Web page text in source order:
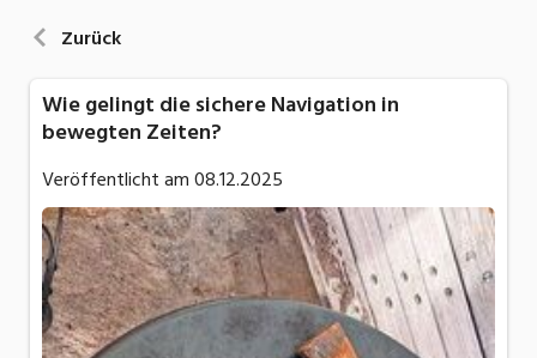
Zurück
Wie gelingt die sichere Navigation in
bewegten Zeiten?
Veröffentlicht am08.12.2025